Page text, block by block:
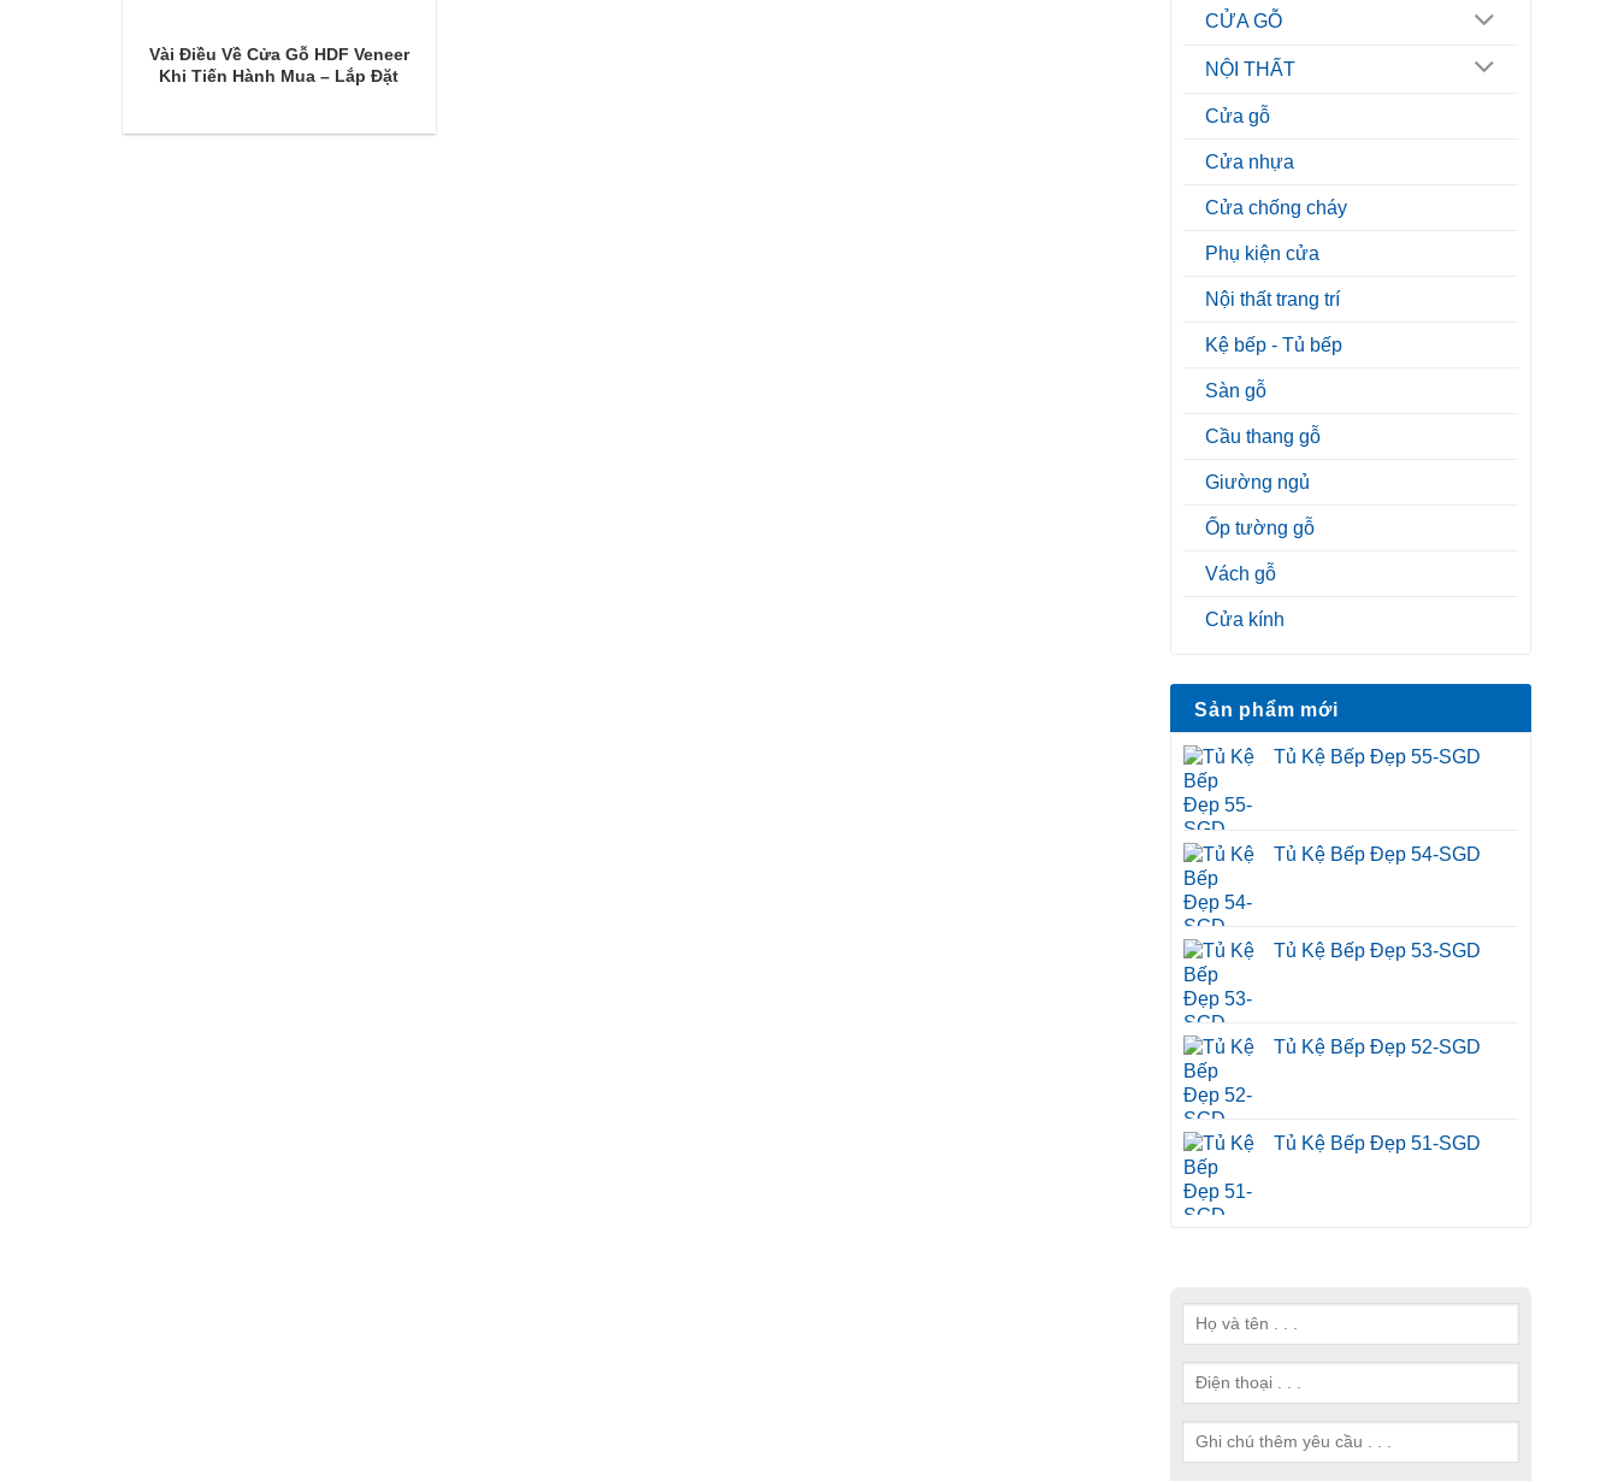
Vài Điều Về Cửa Gỗ HDF Veneer
Khi Tiến Hành Mua – Lắp Đặt
CỬA GỖ
NỘI THẤT
Cửa gỗ
Cửa nhựa
Cửa chống cháy
Phụ kiện cửa
Nội thất trang trí
Kệ bếp - Tủ bếp
Sàn gỗ
Cầu thang gỗ
Giường ngủ
Ốp tường gỗ
Vách gỗ
Cửa kính
Sản phẩm mới
Tủ Kệ Bếp Đẹp 55-SGD
Tủ Kệ Bếp Đẹp 54-SGD
Tủ Kệ Bếp Đẹp 53-SGD
Tủ Kệ Bếp Đẹp 52-SGD
Tủ Kệ Bếp Đẹp 51-SGD